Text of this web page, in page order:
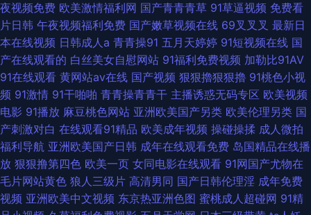
夜视频免费 欧美激情福利网 国产青青青草 91草逼视频 免费看
片日韩 午夜视频福利免费 国产嫩草视频在线 69叉叉叉 最新日
本在线视频 日韩成人a 青青操91 五月天婷婷 91短视频在线 国
产在线观看的 白丝美女自慰网站 91福利免费视频 加勒比91AV
91在线观看 黄网站av在线 国产视频 狠狠擼狠狠擼 91桃色小视
频 91激情 91干啪啪 青青操青青干 主播诱惑无码专区 欧美视频
电影 91播放 麻豆桃色网站 亚洲欧美国产另类 欧美伦理另类 国
产刺激对白 在线观看91精品 欧美成年视频 操碰操揉 成人微拍
福利导航 亚洲欧美国产日韩 成年在线观看免费 岛国精品在线播
放 狠狠撸第四色 欧美一页 女同电影在线观看 91网国产尤物在
毛片网站黄色 狼人三级片 高清男同 国产日韩伦理淫 成年免费
视频 亚洲欧美中文视频 东京热亚洲色图 蜜桃成人超碰网 91精